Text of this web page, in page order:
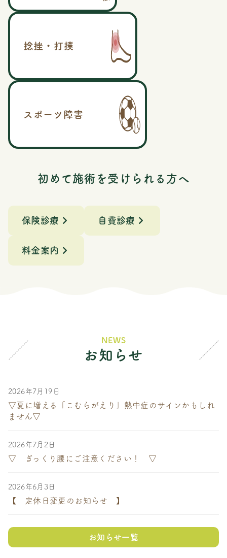
捻挫・打撲
スポーツ障害
初めて施術を受けられる方へ
保険診療 自費診療
料金案内
お知らせ
2026年7月19日
▽夏に増える「こむらがえり」熱中症のサインかもしれ
ません▽
2026年7月2日
▽ ぎっくり腰にご注意ください！ ▽
2026年6月3日
【 定休日変更のお知らせ 】
お知らせ一覧